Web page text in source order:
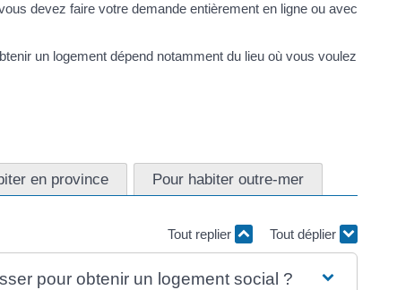
devez faire votre demande entièrement en ligne ou avec
un logement dépend notamment du lieu où vous voulez
en province Pour habiter outre-mer
Tout replier Tout déplier
pour obtenir un logement social ?